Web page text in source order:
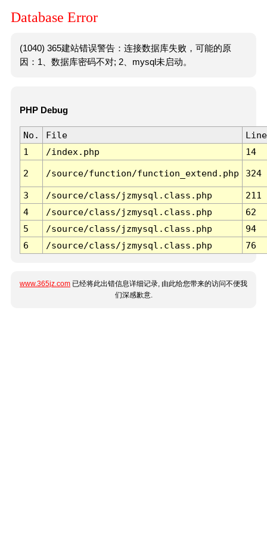
Database Error
(1040) 365建站错误警告：连接数据库失败，可能的原
因：1、数据库密码不对; 2、mysql未启动。
PHP Debug
No. File
Line
1
/index.php 14
2 /source/function/function_extend.php 324
3 /source/class/jzmysql.class.php
211
4
/source/class/jzmysql.class.php
62
5
/source/class/jzmysql.class.php
94
6
/source/class/jzmysql.class.php 76
www.365jz.com 已经将此出错信息详细记录, 由此给您带来的访问不便我
们深感歉意.